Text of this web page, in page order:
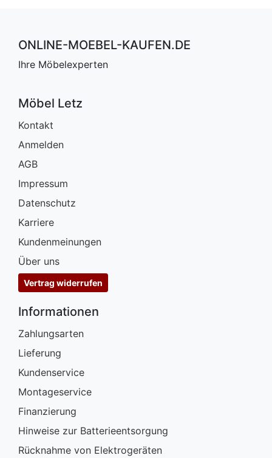
ONLINE-MOEBEL-KAUFEN.DE
Ihre Möbelexperten
Möbel Letz
Kontakt
Anmelden
AGB
Impressum
Datenschutz
Karriere
Kundenmeinungen
Über uns
Vertrag widerrufen
Informationen
Zahlungsarten
Lieferung
Kundenservice
Montageservice
Finanzierung
Hinweise zur Batterieentsorgung
Rücknahme von Elektrogeräten